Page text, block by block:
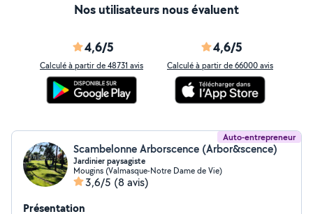
Nos utilisateurs nous évaluent
4,6/5
Calculé à partir de 48731 avis
4,6/5
Calculé à partir de 66000 avis
Auto-entrepreneur
Scambelonne Arborscence (Arbor&scence)
Jardinier paysagiste
Mougins (Valmasque-Notre Dame de Vie)
3,6/5 (8 avis)
Présentation